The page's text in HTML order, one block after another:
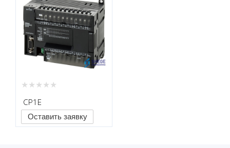
CP1E
Оставить заявку